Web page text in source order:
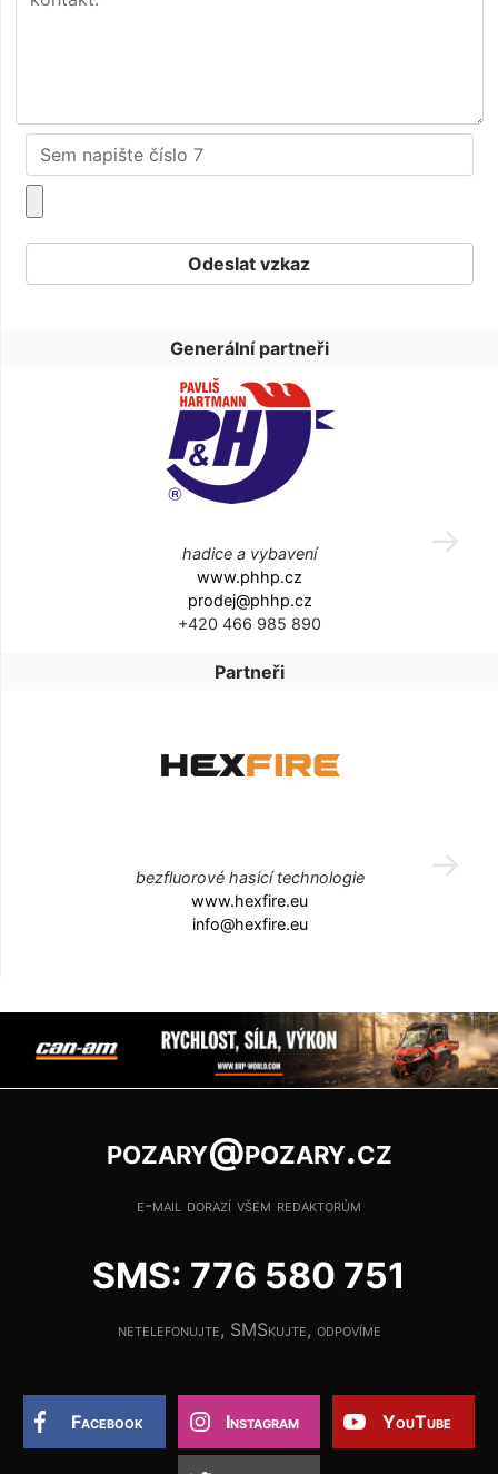
Generální partneři
hadice a vybavení
www.phhp.cz
prodej@phhp.cz
+420 466 985 890
Partneři
bezfluorové hasicí technologie
www.hexfire.eu
info@hexfire.eu
pozary@pozary.cz
e-mail dorazí všem redaktorům
SMS: 776 580 751
netelefonujte, SMSkujte, odpovíme
Facebook Instagram YouTube